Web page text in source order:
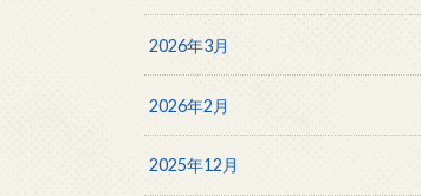
2026年3月
2026年2月
2025年12月